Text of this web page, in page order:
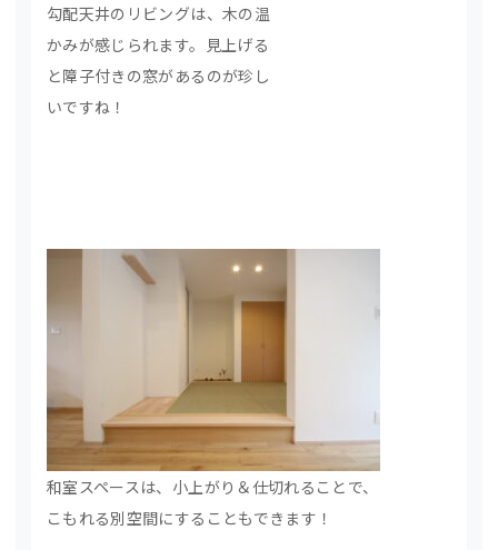
勾配天井のリビングは、木の温
かみが感じられます。見上げる
と障子付きの窓があるのが珍し
いですね！
和室スペースは、小上がり＆仕切れることで、
こもれる別空間にすることもできます！